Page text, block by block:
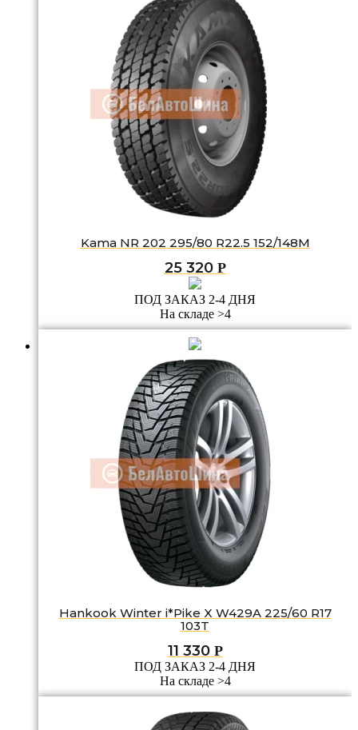
Kama NR 202 295/80 R22.5 152/148M
25 320 Р
ПОД ЗАКАЗ 2-4 ДНЯ
На складе >4
Hankook Winter i*Pike X W429A 225/60 R17
103T
11 330 Р
ПОД ЗАКАЗ 2-4 ДНЯ
На складе >4